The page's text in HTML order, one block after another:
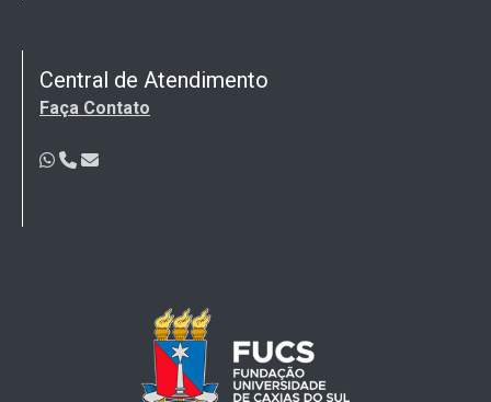
Central de Atendimento
Faça Contato